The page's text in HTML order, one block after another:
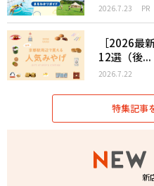
2026.7.23 PR
［2026最
12選（後...
2026.7.22
特集記事
新